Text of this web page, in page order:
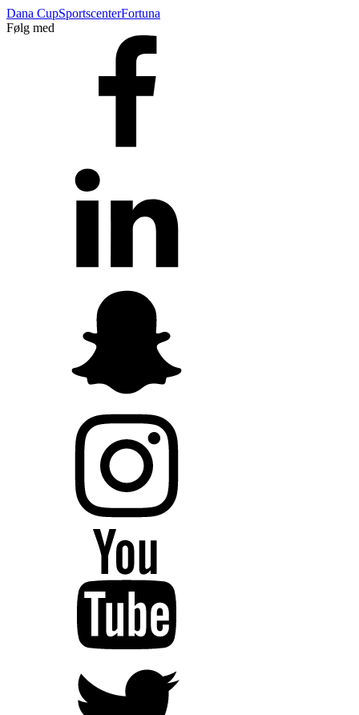
Dana CupSportscenterFortuna
Følg med